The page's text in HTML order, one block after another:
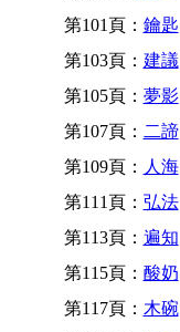
第101頁： 鑰匙
第103頁： 建議
第105頁： 夢影
第107頁： 二諦
第109頁： 人海
第111頁： 弘法
第113頁： 遍知
第115頁： 酸奶
第117頁： 木碗